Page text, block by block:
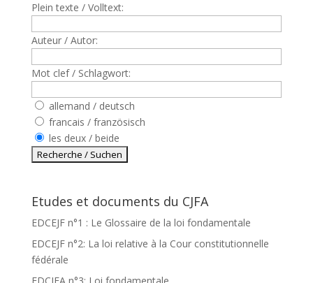
Plein texte / Volltext:
Auteur / Autor:
Mot clef / Schlagwort:
allemand / deutsch
francais / französisch
les deux / beide
Etudes et documents du CJFA
EDCEJF n°1 : Le Glossaire de la loi fondamentale
EDCEJF n°2: La loi relative à la Cour constitutionnelle
fédérale